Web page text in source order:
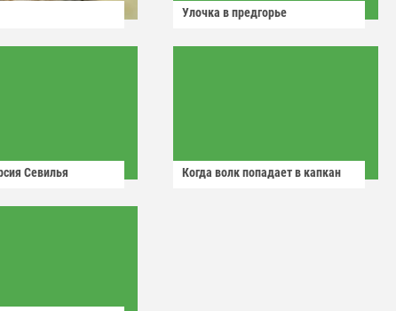
Улочка в предгорье
Севилья Когда волк попадает в капкан